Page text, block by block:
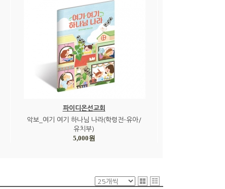
파이디온선교회
악보_여기 여기 하나님 나라(학령전-유아/
유치부)
5,000원